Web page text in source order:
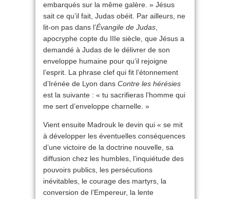
embarqués sur la même galère. » Jésus
sait ce qu’il fait, Judas obéit. Par ailleurs, ne
lit-on pas dans l’Évangile de Judas
apocryphe copte du IIIe siècle, que Jésus a
demandé à Judas de le délivrer de son
enveloppe humaine pour qu’il rejoigne
l’esprit. La phrase clef qui fit l’étonnement
d’Irénée de Lyon dans Contre les hérésies
est la suivante : « tu sacrifieras l’homme qui
me sert d’enveloppe charnelle. »
Vient ensuite Madrouk le devin qui « se mit
à développer les éventuelles conséquences
d’une victoire de la doctrine nouvelle, sa
diffusion chez les humbles, l’inquiétude des
pouvoirs publics, les persécutions
inévitables, le courage des martyrs, la
conversion de l’Empereur, la lente